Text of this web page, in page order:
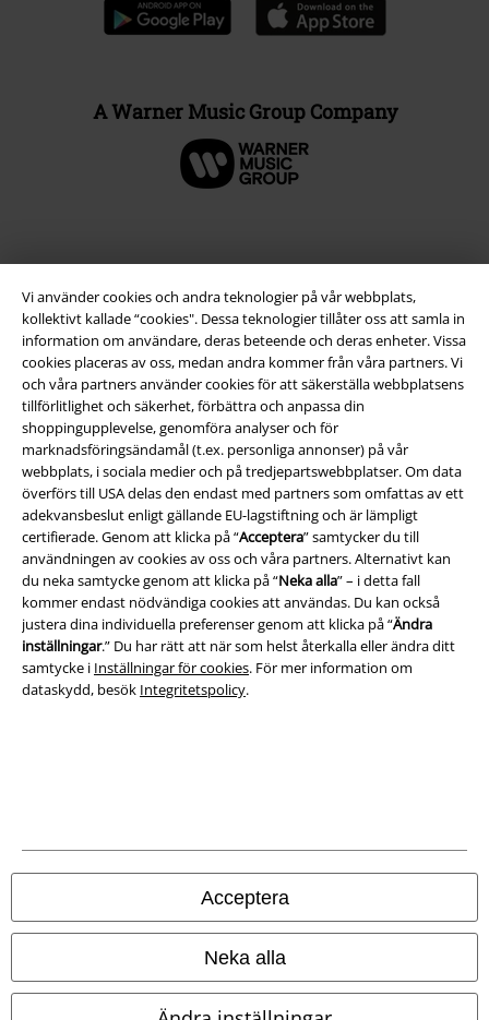
Vi använder cookies och andra teknologier på vår webbplats,
kollektivt kallade “cookies". Dessa teknologier tillåter oss att samla in
information om användare, deras beteende och deras enheter. Vissa
cookies placeras av oss, medan andra kommer från våra partners. Vi
och våra partners använder cookies för att säkerställa webbplatsens
tillförlitlighet och säkerhet, förbättra och anpassa din
shoppingupplevelse, genomföra analyser och för
marknadsföringsändamål (t.ex. personliga annonser) på vår
webbplats, i sociala medier och på tredjepartswebbplatser. Om data
överförs till USA delas den endast med partners som omfattas av ett
adekvansbeslut enligt gällande EU-lagstiftning och är lämpligt
certifierade. Genom att klicka på “Acceptera” samtycker du till
användningen av cookies av oss och våra partners. Alternativt kan
du neka samtycke genom att klicka på “Neka alla” – i detta fall
kommer endast nödvändiga cookies att användas. Du kan också
justera dina individuella preferenser genom att klicka på “Ändra
inställningar.” Du har rätt att när som helst återkalla eller ändra ditt
samtycke i Inställningar för cookies. För mer information om
dataskydd, besök Integritetspolicy.
Acceptera
Neka alla
A Warner Music Group Company
Juridisk information/Villkor
Villkor
Om oss
Ladda ner villkoren
Avfallshantering och miljöskydd
Försäkran om överensstämmelse
Våra onlinebutiker